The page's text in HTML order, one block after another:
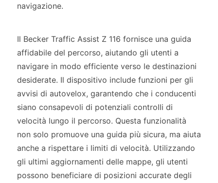
navigazione.
Il Becker Traffic Assist Z 116 fornisce una guida
affidabile del percorso, aiutando gli utenti a
navigare in modo efficiente verso le destinazioni
desiderate. Il dispositivo include funzioni per gli
avvisi di autovelox, garantendo che i conducenti
siano consapevoli di potenziali controlli di
velocità lungo il percorso. Questa funzionalità
non solo promuove una guida più sicura, ma aiuta
anche a rispettare i limiti di velocità. Utilizzando
gli ultimi aggiornamenti delle mappe, gli utenti
possono beneficiare di posizioni accurate degli